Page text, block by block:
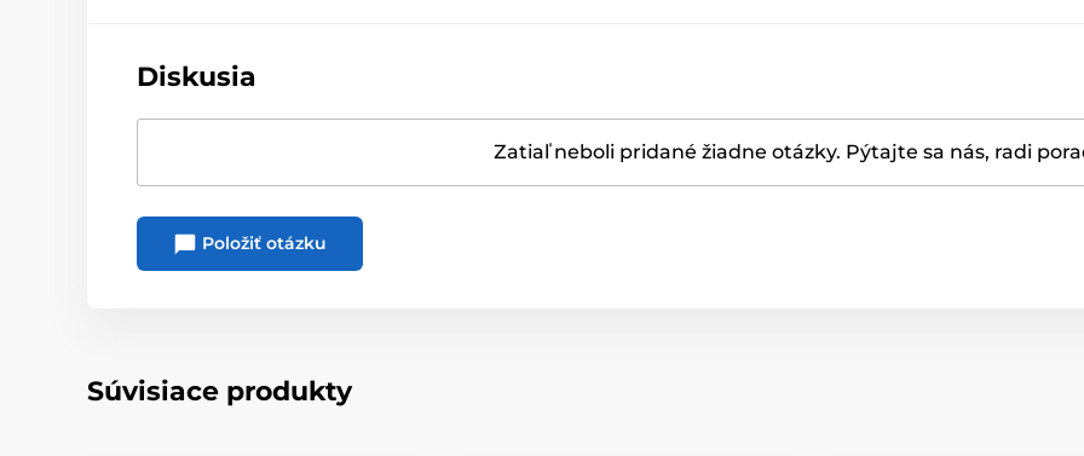
Diskusia
Zatiaľ neboli pridané žiadne otázky. Pýtajte sa nás, radi
Položiť otázku
Súvisiace produkty